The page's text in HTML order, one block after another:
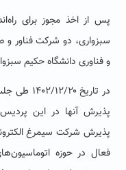
پس از اخذ مجوز برای
سبزواری، دو شرکت فناور
و فناوری دانشگاه حکیم
در تاریخ
پذیرش آنها در این
پذیرش شرکت سیمرغ
فعال در حوزه